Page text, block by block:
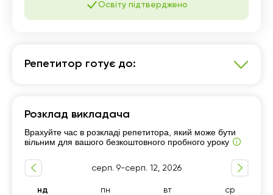
Освіту підтверджено
Репетитор готує до:
7 - 9-й класи Підготовка до НМТ (ЗНО)
Підготовка до ДПА (9 клас) 10 - 11-й класи
Розклад викладача
Врахуйте час в розкладі репетитора, який може бути
вільним для вашого безкоштовного пробного уроку
серп. 9-серп. 12, 2026
нд
пн
вт
ср